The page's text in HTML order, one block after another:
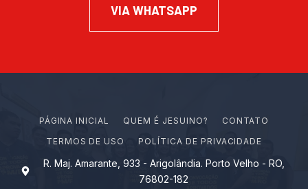
VIA WHATSAPP
PÁGINA INICIAL Q U EM É J ES U I N O?
CONTATO
TERMOS DE USO
POLÍTICA DE PRIVACIDADE
R. Maj. Amarante, 933 - Arigolândia. Porto Velho - RO,
76802-182